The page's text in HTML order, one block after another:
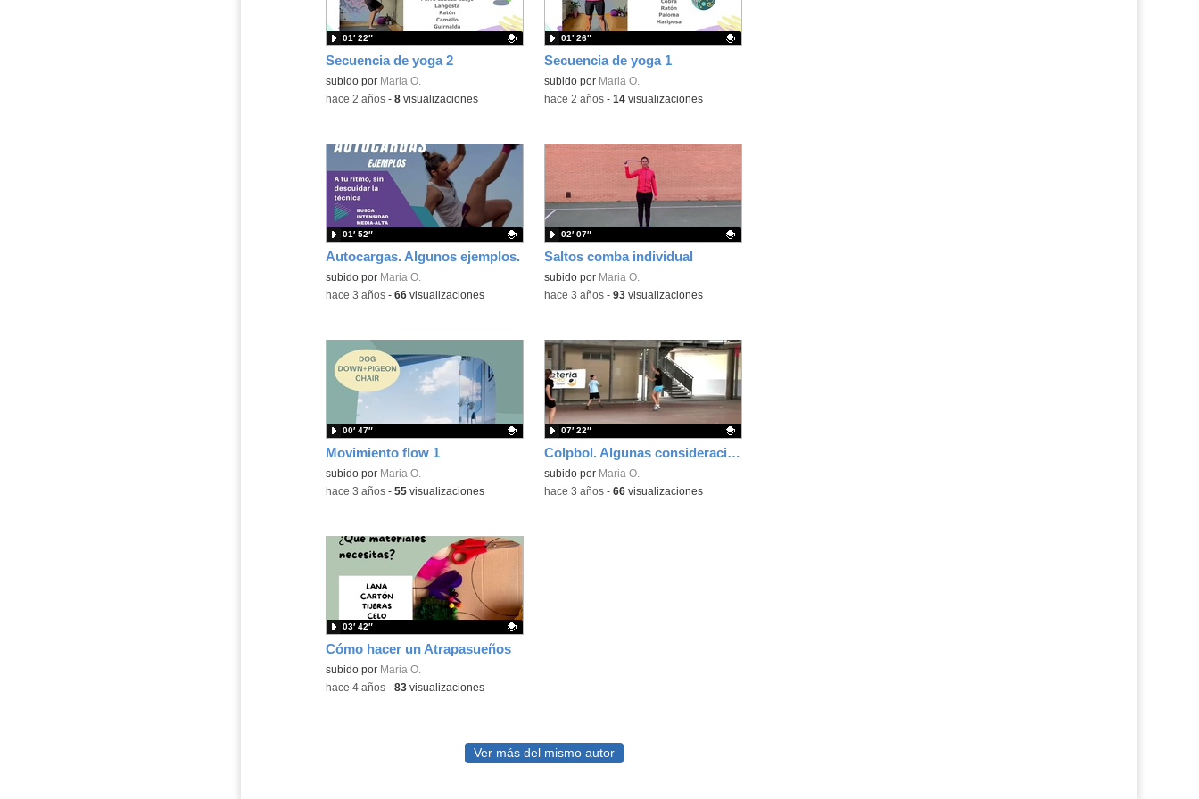
Secuencia de yoga 2
Contenido educativo.
subido por Maria O.
01′ 22″
-hace 2 años- 8visualizaciones
Secuencia de yoga 1
Contenido educativo.
subido por Maria O.
01′ 26″
-hace 2 años- 14visualizaciones
Autocargas. Algunos ejemplos.
Contenido educativo.
subido por Maria O.
01′ 52″
-hace 3 años- 66visualizaciones
Saltos comba individual
Contenido educativo.
subido por Maria O.
02′ 07″
-hace 3 años- 93visualizaciones
Movimiento flow 1
Contenido educativo.
subido por Maria O.
00′ 47″
-hace 3 años- 55visualizaciones
Colpbol. Algunas consideraciones técnicas.
Contenido educativo.
subido por Maria O.
07′ 22″
-hace 3 años- 66visualizaciones
Cómo hacer un Atrapasueños
Contenido educativo.
subido por Maria O.
03′ 42″
-hace 4 años- 83visualizaciones
Ver más del mismo autor